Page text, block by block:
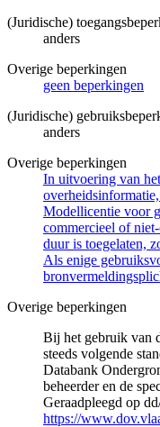
(Juridische)
anders
Overige beperkingen
geen beperkingen
(Juridische)
anders
Overige beperkingen
In uitvoering van
Modellicentie voor
commercieel of
duur is toegelaten,
Als enige
Overige beperkingen
Bij het gebruik van
steeds volgende
Databank
beheerder en de
Geraadpleegd op
https://